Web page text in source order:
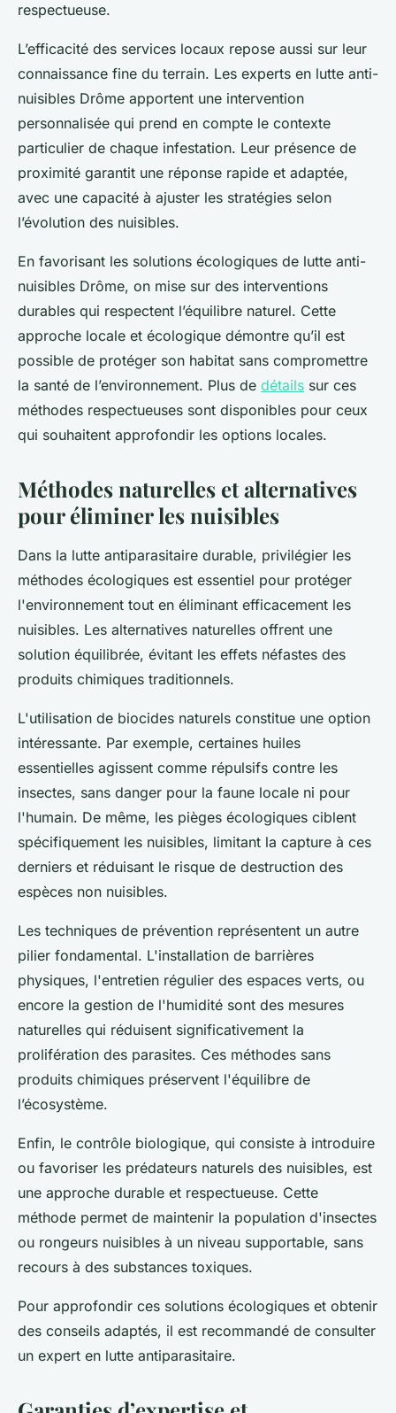
respectueuse.
L’efficacité des services locaux repose aussi sur leur
connaissance fine du terrain. Les experts en lutte anti-
nuisibles Drôme apportent une intervention
personnalisée qui prend en compte le contexte
particulier de chaque infestation. Leur présence de
proximité garantit une réponse rapide et adaptée,
avec une capacité à ajuster les stratégies selon
l’évolution des nuisibles.
En favorisant les solutions écologiques de lutte anti-
nuisibles Drôme, on mise sur des interventions
durables qui respectent l’équilibre naturel. Cette
approche locale et écologique démontre qu’il est
possible de protéger son habitat sans compromettre
la santé de l’environnement. Plus de détails sur ces
méthodes respectueuses sont disponibles pour ceux
qui souhaitent approfondir les options locales.
Méthodes naturelles et alternatives
pour éliminer les nuisibles
Dans la lutte antiparasitaire durable, privilégier les
méthodes écologiques est essentiel pour protéger
l'environnement tout en éliminant efficacement les
nuisibles. Les alternatives naturelles offrent une
solution équilibrée, évitant les effets néfastes des
produits chimiques traditionnels.
L'utilisation de biocides naturels constitue une option
intéressante. Par exemple, certaines huiles
essentielles agissent comme répulsifs contre les
insectes, sans danger pour la faune locale ni pour
l'humain. De même, les pièges écologiques ciblent
spécifiquement les nuisibles, limitant la capture à ces
derniers et réduisant le risque de destruction des
espèces non nuisibles.
Les techniques de prévention représentent un autre
pilier fondamental. L'installation de barrières
physiques, l'entretien régulier des espaces verts, ou
encore la gestion de l'humidité sont des mesures
naturelles qui réduisent significativement la
prolifération des parasites. Ces méthodes sans
produits chimiques préservent l'équilibre de
l’écosystème.
Enfin, le contrôle biologique, qui consiste à introduire
ou favoriser les prédateurs naturels des nuisibles, est
une approche durable et respectueuse. Cette
méthode permet de maintenir la population d'insectes
ou rongeurs nuisibles à un niveau supportable, sans
recours à des substances toxiques.
Pour approfondir ces solutions écologiques et obtenir
des conseils adaptés, il est recommandé de consulter
un expert en lutte antiparasitaire.